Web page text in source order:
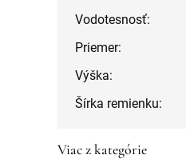
Vodotesnosť:
Priemer:
Výška:
Šírka remienku:
Viac z kategórie